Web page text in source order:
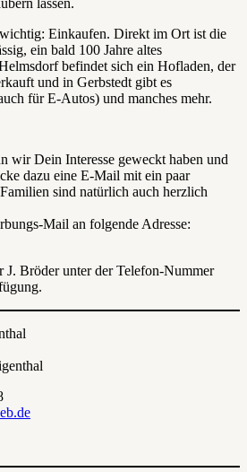
Einkaufen. Direkt im Ort ist die
ein bald 100 Jahre altes
befindet sich ein Hofladen, der
und in Gerbstedt gibt es
für E-Autos) und manches mehr.
wir Dein Interesse geweckt haben und
dazu eine E-Mail mit ein paar
sind natürlich auch herzlich
Mail an folgende Adresse:
J. Bröder unter der Telefon-Nummer